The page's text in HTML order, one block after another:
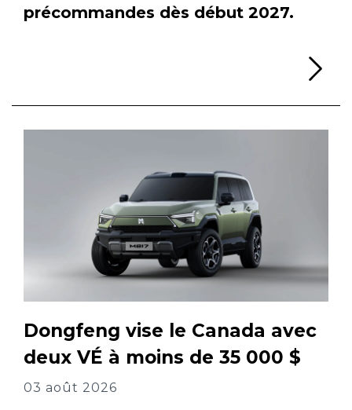
précommandes dès début 2027.
Dongfeng vise le Canada avec
deux VÉ à moins de 35 000 $
03 août 2026